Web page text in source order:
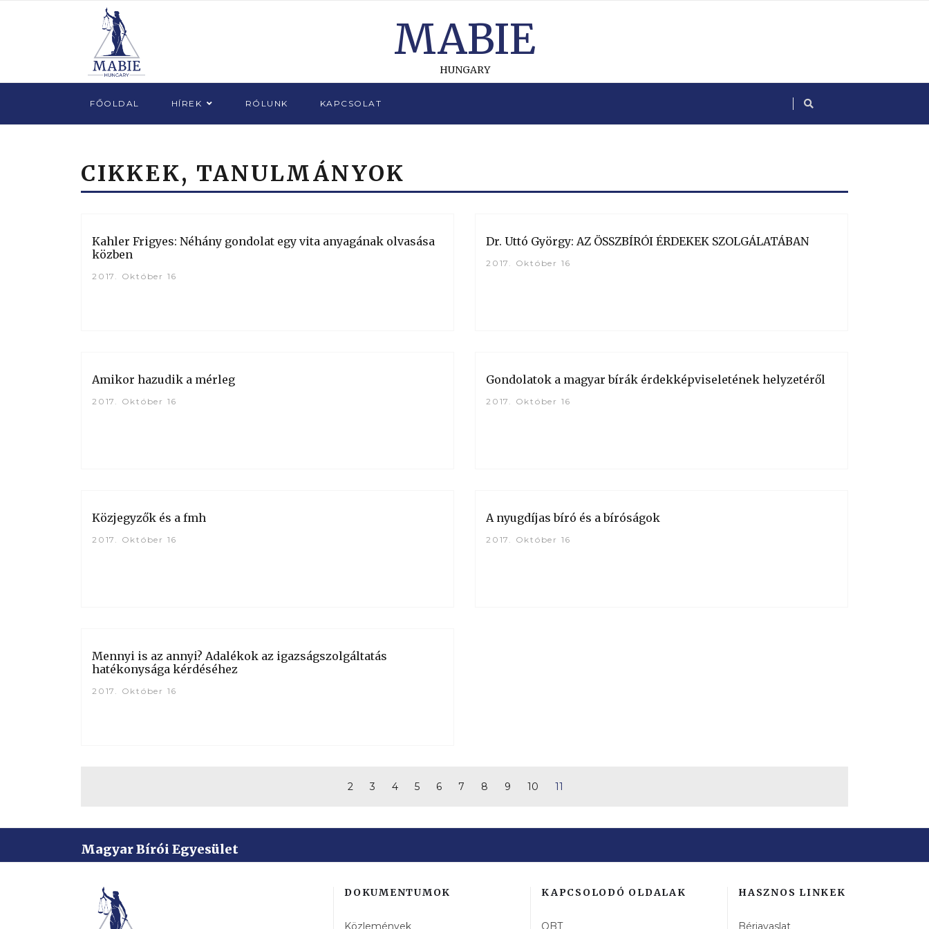
MABIE
HUNGARY
FŐOLDAL HÍREK RÓLUNK KAPCSOLAT
CIKKEK, TANULMÁNYOK
Kahler Frigyes: Néhány gondolat egy vita anyagának olvasása
közben
2017. Október 16
Dr. Uttó György: AZ ÖSSZBÍRÓI ÉRDEKEK SZOLGÁLATÁBAN
2017. Október 16
Amikor hazudik a mérleg
2017. Október 16
Gondolatok a magyar bírák érdekképviseletének helyzetéről
2017. Október 16
Közjegyzők és a fmh
2017. Október 16
A nyugdíjas bíró és a bíróságok
2017. Október 16
Mennyi is az annyi? Adalékok az igazságszolgáltatás
hatékonysága kérdéséhez
2017. Október 16
2 3 4 5 6 7 8 9 10 11
Magyar Bírói Egyesület
DOKUMENTUMOK
Közlemények
KAPCSOLODÓ OLDALAK
OBT
HASZNOS LINKEK
Bérjavaslat